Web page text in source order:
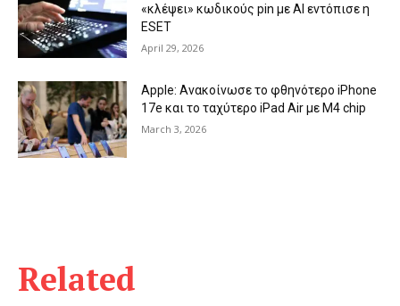
Related
«κλέψει» κωδικούς pin με AI εντόπισε η
ESET
April 29, 2026
Apple: Ανακοίνωσε το φθηνότερο iPhone
17e και το ταχύτερο iPad Air με Μ4 chip
March 3, 2026